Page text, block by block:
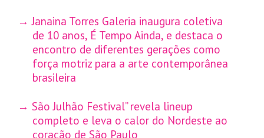
Janaina Torres Galeria inaugura coletiva
de 10 anos, É Tempo Ainda, e destaca o
encontro de diferentes gerações como
força motriz para a arte contemporânea
brasileira
São Julhão Festival” revela lineup
completo e leva o calor do Nordeste ao
coração de São Paulo